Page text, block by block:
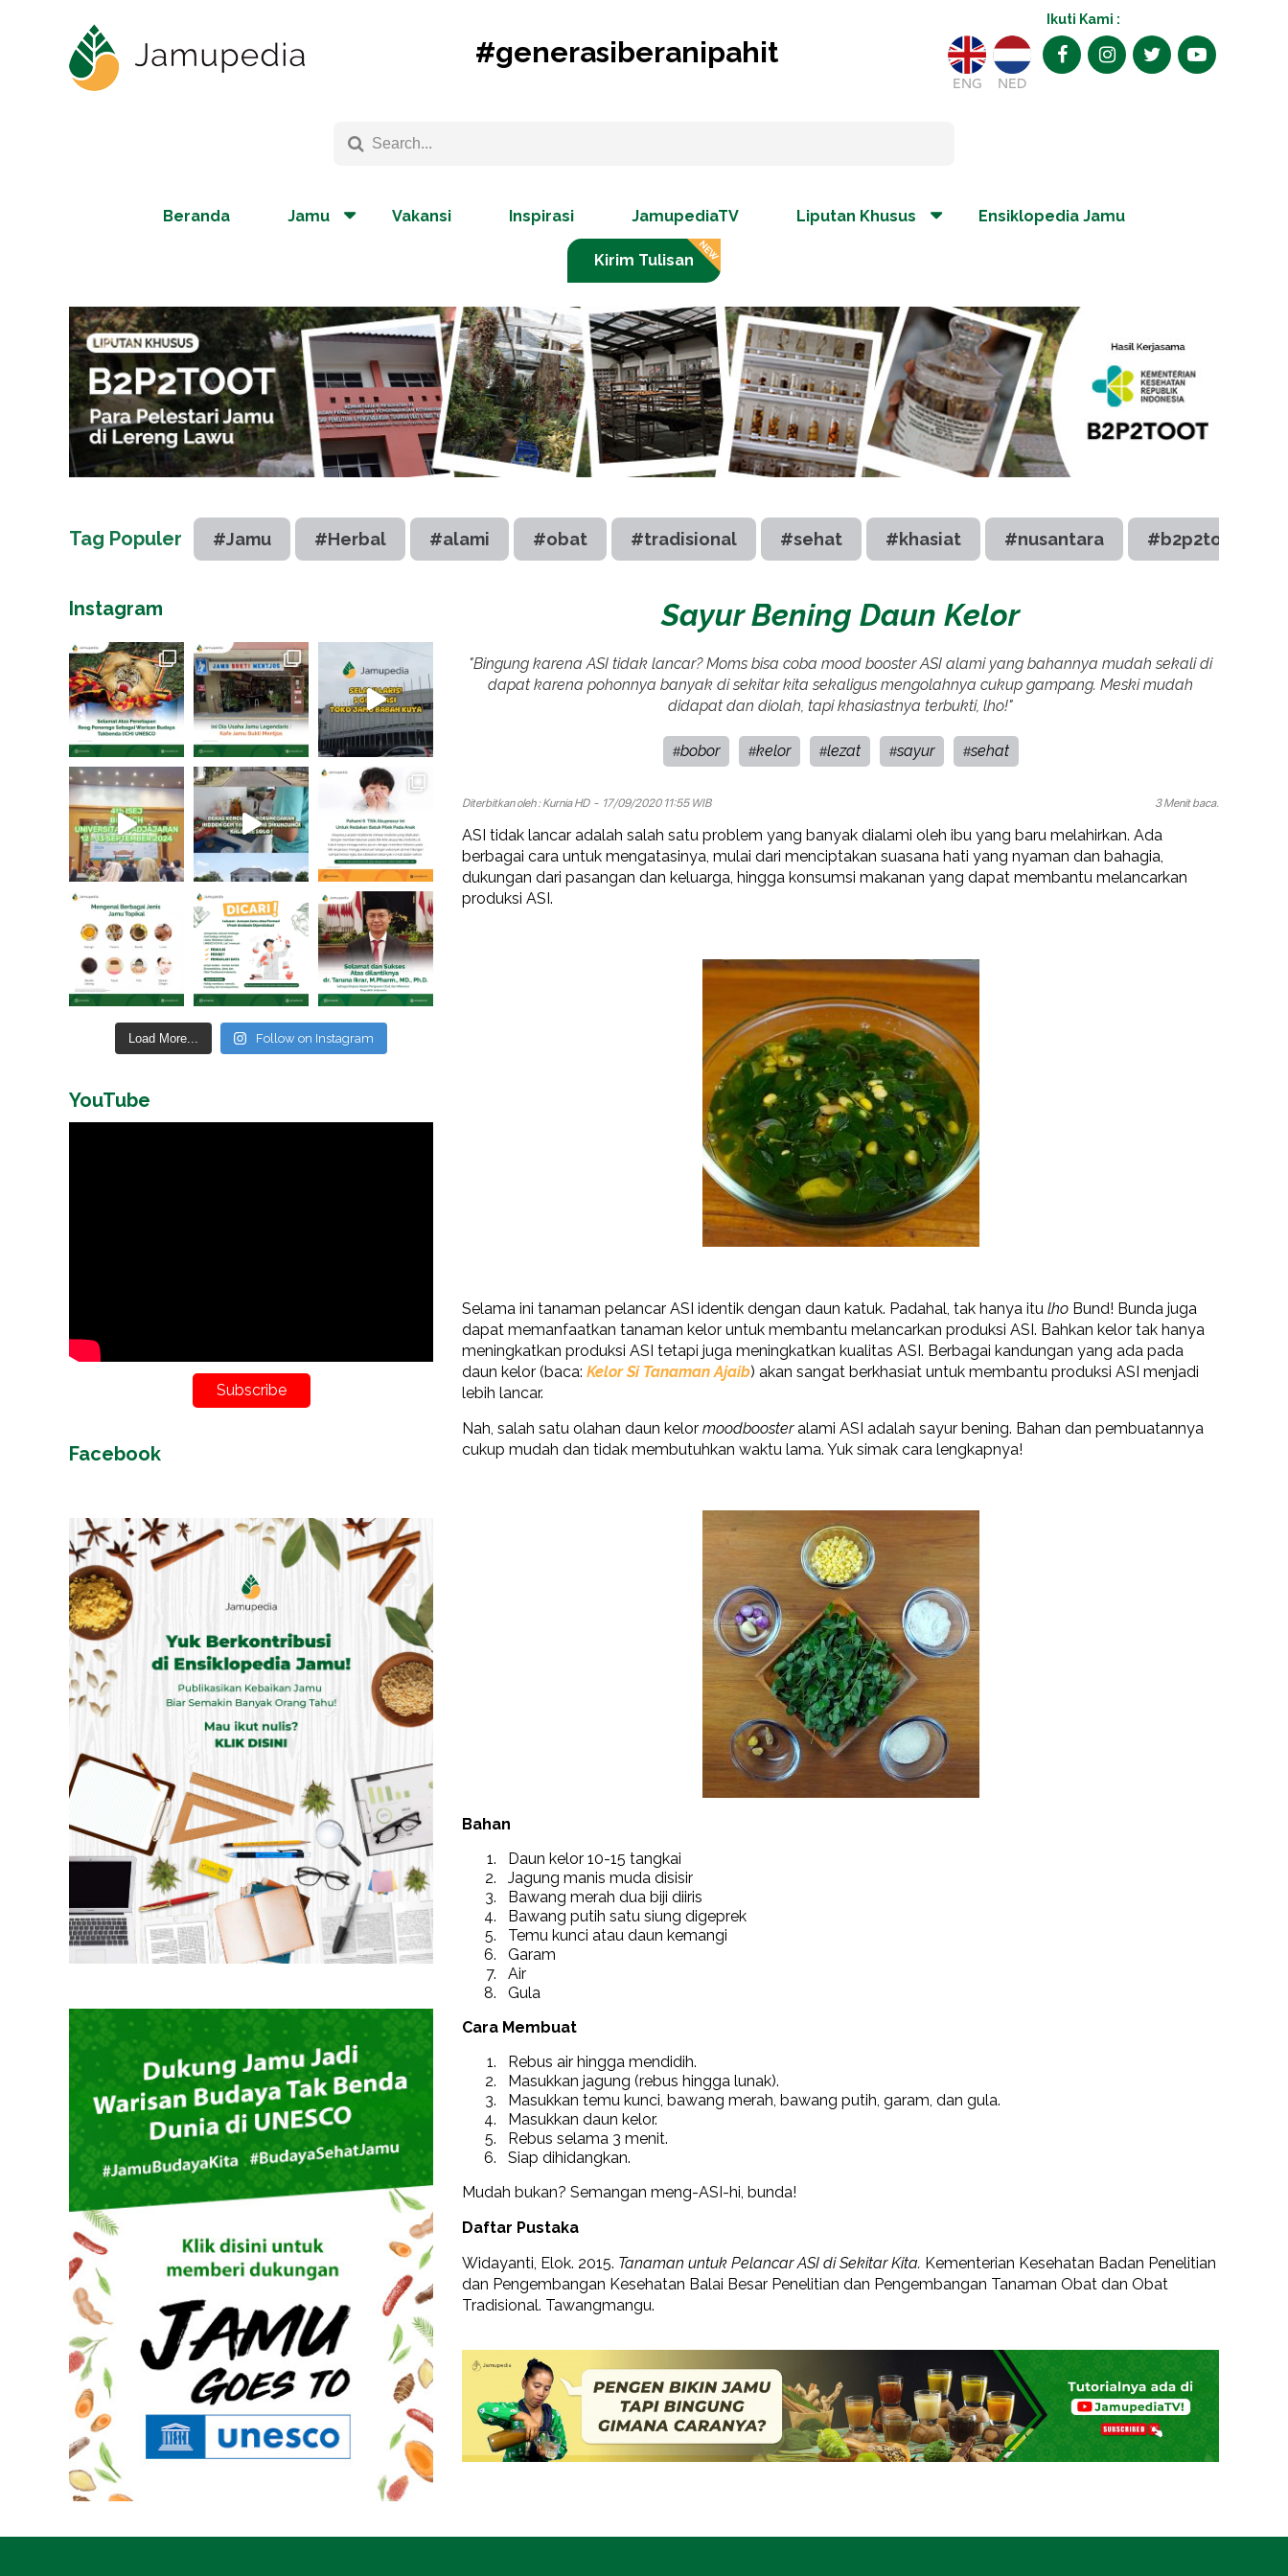
#generasiberanipahit
Ikuti Kami :
ENG NED
Beranda Jamu Vakansi Inspirasi JamupediaTV Liputan Khusus Ensiklopedia Jamu
Kirim Tulisan
Tag Populer #Jamu #Herbal #alami #obat #tradisional #sehat #khasiat #nusantara #b2p2toot
Sayur Bening Daun Kelor
"Bingung karena ASI tidak lancar? Moms bisa coba mood booster ASI alami yang bahannya mudah sekali di
dapat karena pohonnya banyak di sekitar kita sekaligus mengolahnya cukup gampang. Meski mudah
didapat dan diolah, tapi khasiastnya terbukti, lho!"
#bobor #kelor #lezat #sayur #sehat
Diterbitkan oleh : Kurnia HD- 17/09/2020 11:55 WIB 3 Menit baca.
ASI tidak lancar adalah salah satu problem yang banyak dialami oleh ibu yang baru melahirkan. Ada
berbagai cara untuk mengatasinya, mulai dari menciptakan suasana hati yang nyaman dan bahagia,
dukungan dari pasangan dan keluarga, hingga konsumsi makanan yang dapat membantu melancarkan
produksi ASI.
Selama ini tanaman pelancar ASI identik dengan daun katuk. Padahal, tak hanya itu lho Bund! Bunda juga
dapat memanfaatkan tanaman kelor untuk membantu melancarkan produksi ASI. Bahkan kelor tak hanya
meningkatkan produksi ASI tetapi juga meningkatkan kualitas ASI. Berbagai kandungan yang ada pada
daun kelor (baca: Kelor Si Tanaman Ajaib) akan sangat berkhasiat untuk membantu produksi ASI menjadi
lebih lancar.
Nah, salah satu olahan daun kelor moodboosteralami ASI adalah sayur bening. Bahan dan pembuatannya
cukup mudah dan tidak membutuhkan waktu lama. Yuk simak cara lengkapnya!
Bahan
Daun kelor 10-15 tangkai
Jagung manis muda disisir
Bawang merah dua biji diiris
Bawang putih satu siung digeprek
Temu kunci atau daun kemangi
Garam
Air
Gula
Cara Membuat
Rebus air hingga mendidih.
Masukkan jagung (rebus hingga lunak).
Masukkan temu kunci, bawang merah, bawang putih, garam, dan gula.
Masukkan daun kelor.
Rebus selama 3 menit.
Siap dihidangkan.
Mudah bukan? Semangan meng-ASI-hi, bunda!
Daftar Pustaka
Widayanti, Elok. 2015. Tanaman untuk Pelancar ASI di Sekitar Kita. Kementerian Kesehatan Badan Penelitian
dan Pengembangan Kesehatan Balai Besar Penelitian dan Pengembangan Tanaman Obat dan Obat
Tradisional. Tawangmangu.
Instagram
Load More... Follow on Instagram
YouTube
Subscribe
Facebook